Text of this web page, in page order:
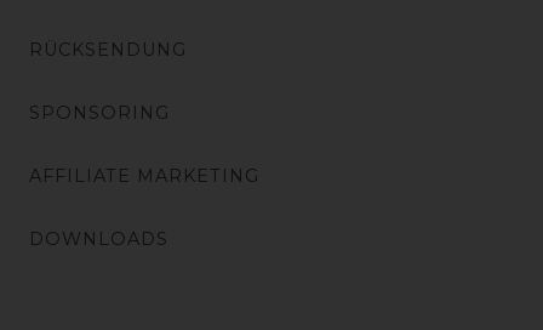
RÜCKSENDUNG
SPONSORING
AFFILIATE MARKETING
DOWNLOADS